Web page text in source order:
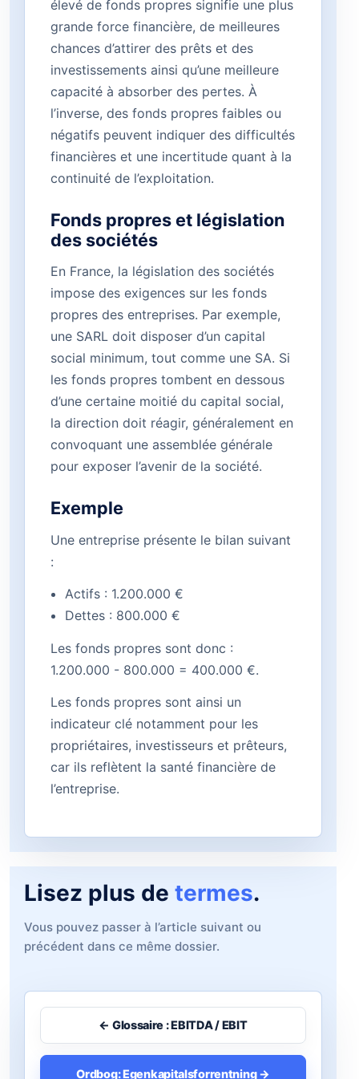
élevé de fonds propres signifie une plus
grande force financière, de meilleures
chances d’attirer des prêts et des
investissements ainsi qu’une meilleure
capacité à absorber des pertes. À
l’inverse, des fonds propres faibles ou
négatifs peuvent indiquer des difficultés
financières et une incertitude quant à la
continuité de l’exploitation.
Fonds propres et législation
des sociétés
En France, la législation des sociétés
impose des exigences sur les fonds
propres des entreprises. Par exemple,
une SARL doit disposer d’un capital
social minimum, tout comme une SA. Si
les fonds propres tombent en dessous
d’une certaine moitié du capital social,
la direction doit réagir, généralement en
convoquant une assemblée générale
pour exposer l’avenir de la société.
Exemple
Une entreprise présente le bilan suivant
:
Actifs : 1.200.000 €
Dettes : 800.000 €
Les fonds propres sont donc :
1.200.000 - 800.000 = 400.000 €.
Les fonds propres sont ainsi un
indicateur clé notamment pour les
propriétaires, investisseurs et prêteurs,
car ils reflètent la santé financière de
l’entreprise.
Lisez plus de termes.
Vous pouvez passer à l’article suivant ou
précédent dans ce même dossier.
← Glossaire : EBITDA / EBIT
Ordbog: Egenkapitalsforrentning →